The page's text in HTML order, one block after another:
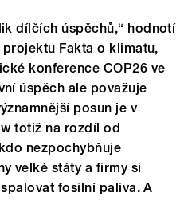
dílčích úspěchů,“ hodnotí
Fakta o klimatu,
konference COP26 ve
úspěch ale považuje
posun je v
totiž na rozdíl od
nezpochybňuje
velké státy a firmy si
fosilní paliva. A